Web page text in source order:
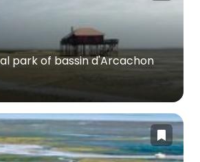
park of bassin d'Arcachon